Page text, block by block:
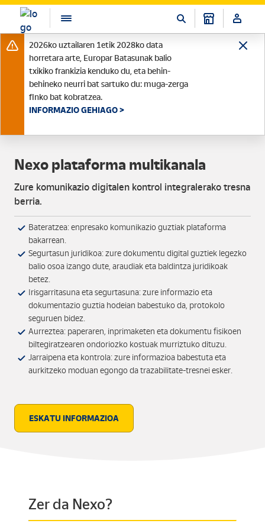
2026ko uztailaren 1etik 2028ko data
horretara arte, Europar Batasunak balio
txikiko frankizia kenduko du, eta behin-
behineko neurri bat sartuko du: muga-zerga
finko bat kobratzea.
INFORMAZIO GEHIAGO >
Nexo plataforma multikanala
Zure komunikazio digitalen kontrol integralerako tresna
berria.
Bateratzea: enpresako komunikazio guztiak plataforma
bakarrean.
Segurtasun juridikoa: zure dokumentu digital guztiek legezko
balio osoa izango dute, araudiak eta baldintza juridikoak
betez.
Irisgarritasuna eta segurtasuna: zure informazio eta
dokumentazio guztia hodeian babestuko da, protokolo
seguruen bidez.
Aurreztea: paperaren, inprimaketen eta dokumentu fisikoen
biltegiratzearen ondoriozko kostuak murriztuko dituzu.
Jarraipena eta kontrola: zure informazioa babestuta eta
aurkitzeko moduan egongo da trazabilitate-tresnei esker.
ESKATU INFORMAZIOA
Zer da Nexo?